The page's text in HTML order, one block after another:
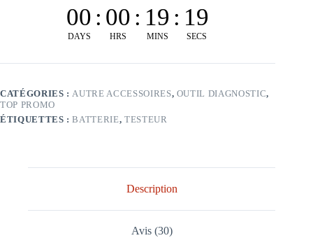
00
DAYS
: 00
HRS
: 19
MINS
: 18
SECS
CATÉGORIES : AUTRE ACCESSOIRES, OUTIL DIAGNOSTIC,
TOP PROMO
ÉTIQUETTES :BATTERIE, TESTEUR
Description
Avis (30)